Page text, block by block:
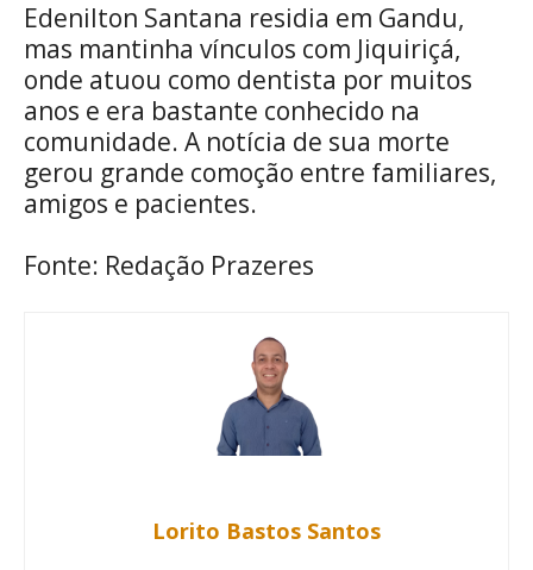
Edenilton Santana residia em Gandu,
mas mantinha vínculos com Jiquiriçá,
onde atuou como dentista por muitos
anos e era bastante conhecido na
comunidade. A notícia de sua morte
gerou grande comoção entre familiares,
amigos e pacientes.
Fonte: Redação Prazeres
Lorito Bastos Santos